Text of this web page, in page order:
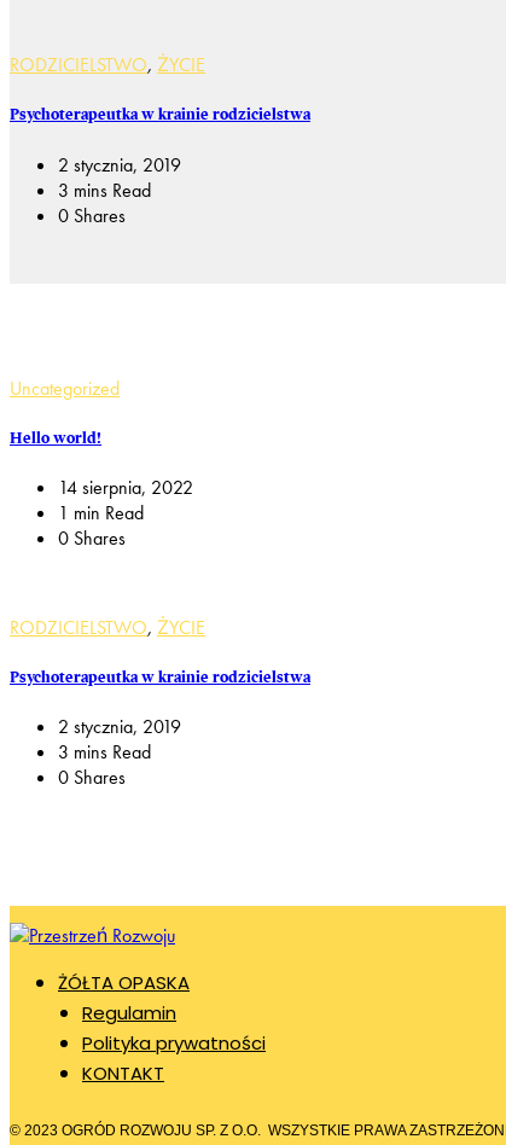
RODZICIELSTWO, ŻYCIE
Psychoterapeutka w krainie rodzicielstwa
2 stycznia, 2019
3 mins Read
0 Shares
Uncategorized
Hello world!
14 sierpnia, 2022
1 min Read
0 Shares
RODZICIELSTWO, ŻYCIE
Psychoterapeutka w krainie rodzicielstwa
2 stycznia, 2019
3 mins Read
0 Shares
ŻÓŁTA OPASKA
Regulamin
Polityka prywatności
KONTAKT
© 2023 OGRÓD ROZWOJU SP. Z O.O. WSZYSTKIE PRAWA